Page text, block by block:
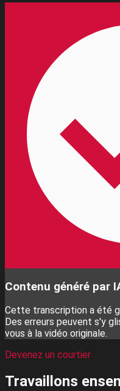
Contenu généré par
Cette transcription a été
Des erreurs peuvent s'y
vous à la vidéo originale.
Devenez un courtier
Travaillons